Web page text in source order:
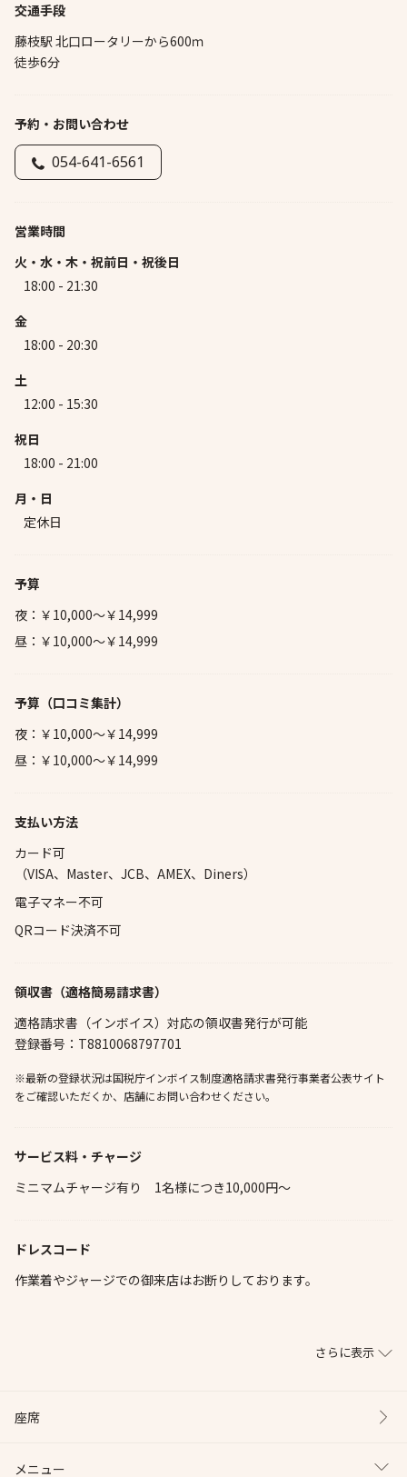
交通手段
藤枝駅 北口ロータリーから600ｍ
徒歩6分
予約・お問い合わせ
054-641-6561
営業時間
火・水・木・祝前日・祝後日
18:00 - 21:30
金
18:00 - 20:30
土
12:00 - 15:30
祝日
18:00 - 21:00
月・日
定休日
予算
夜：￥10,000～￥14,999
昼：￥10,000～￥14,999
予算 （口コミ集計）
夜：￥10,000～￥14,999
昼：￥10,000～￥14,999
支払い方法
カード可
（VISA、Master、JCB、AMEX、Diners）
電子マネー不可
QRコード決済不可
領収書（適格簡易請求書）
適格請求書（インボイス）対応の領収書発行が可能
登録番号：T8810068797701
※最新の登録状況は国税庁インボイス制度適格請求書発行事業者公表サイト
をご確認いただくか、店舗にお問い合わせください。
サービス料・チャージ
ミニマムチャージ有り 1名様につき10,000円～
ドレスコード
作業着やジャージでの御来店はお断りしております。
さらに表示
座席
メニュー